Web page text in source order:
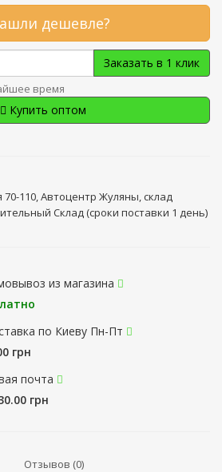
дешевле?
Заказать в 1 клик
время
Купить оптом
70-110, Автоцентр Жуляны, склад
Склад (сроки поставки 1 день)
из магазина
по Киеву Пн-Пт
грн
почта
грн
Отзывов (0)